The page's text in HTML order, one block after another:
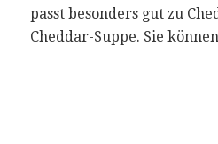
passt besonders gut zu
Cheddar-Suppe. Sie